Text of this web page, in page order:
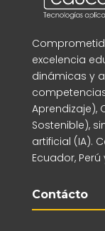
excelencia
dinámicas y
Aprendizaje),
Sostenible),
artificial (IA).
Ecuador, Perú
Contácto